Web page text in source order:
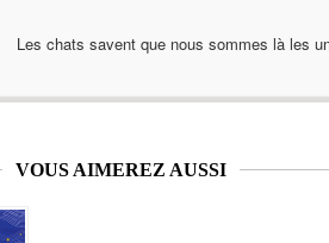
Les chats savent que nous sommes là les
VOUS AIMEREZ AUSSI